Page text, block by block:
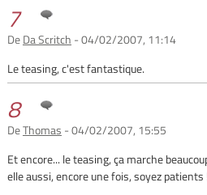
7
DeDa Scritch - 04/02/2007, 11:14
Le teasing, c'est fantastique.
8
DeThomas - 04/02/2007, 15:55
Et encore... le teasing, ça marche
elle aussi, encore une fois, soyez patients